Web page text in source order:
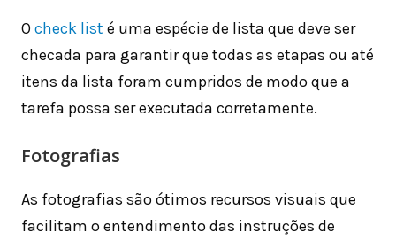
O check list é uma espécie de lista que deve ser
checada para garantir que todas as etapas ou até
itens da lista foram cumpridos de modo que a
tarefa possa ser executada corretamente.
Fotografias
As fotografias são ótimos recursos visuais que
facilitam o entendimento das instruções de